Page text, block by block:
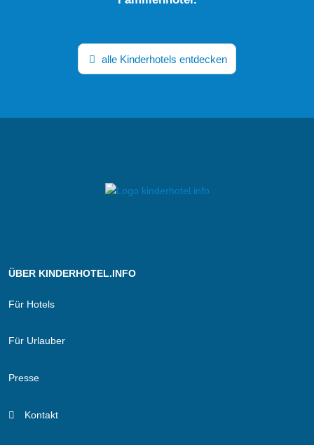
alle Kinderhotels entdecken
ÜBER KINDERHOTEL.INFO
Für Hotels
Für Urlauber
Presse
Kontakt